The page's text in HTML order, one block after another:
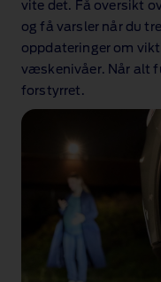
vite det. Få oversikt
og få varsler når du
oppdateringer om
væskenivåer. Når alt
forstyrret.